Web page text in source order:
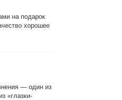
на подарок
хорошее
— один из
«глазки-